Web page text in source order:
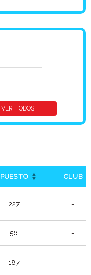
PUESTO CLUB
227 -
56 -
187 -